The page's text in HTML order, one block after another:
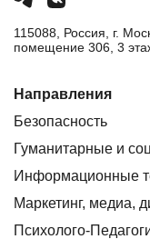
115088, Россия, г.
помещение 306, 3
Направления
Безопасность
Гуманитарные и
Информационные
Маркетинг, медиа,
Психолого-